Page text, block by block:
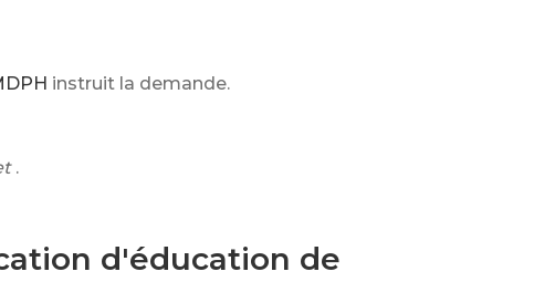
instruit la demande.
.
d'éducation de